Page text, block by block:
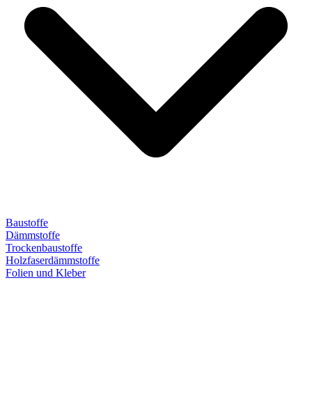
Baustoffe
Dämmstoffe
Trockenbaustoffe
Holzfaserdämmstoffe
Folien und Kleber